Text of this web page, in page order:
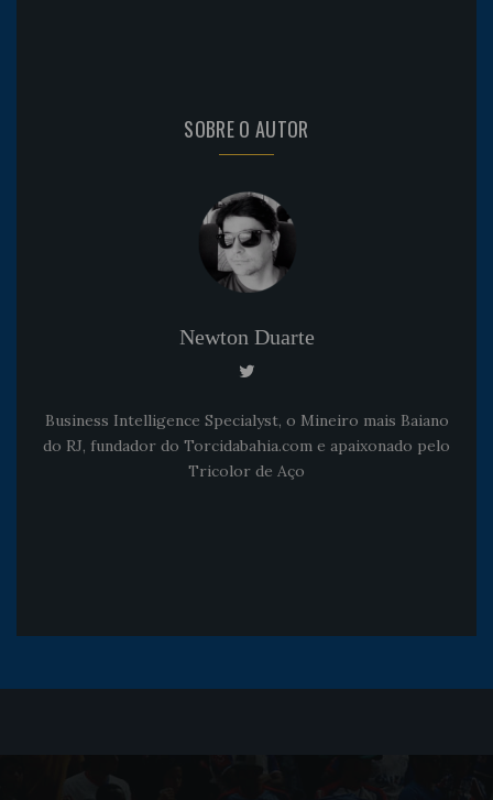
SOBRE O AUTOR
Newton Duarte
Business Intelligence Specialyst, o Mineiro mais Baiano
do RJ, fundador do Torcidabahia.com e apaixonado pelo
Tricolor de Aço